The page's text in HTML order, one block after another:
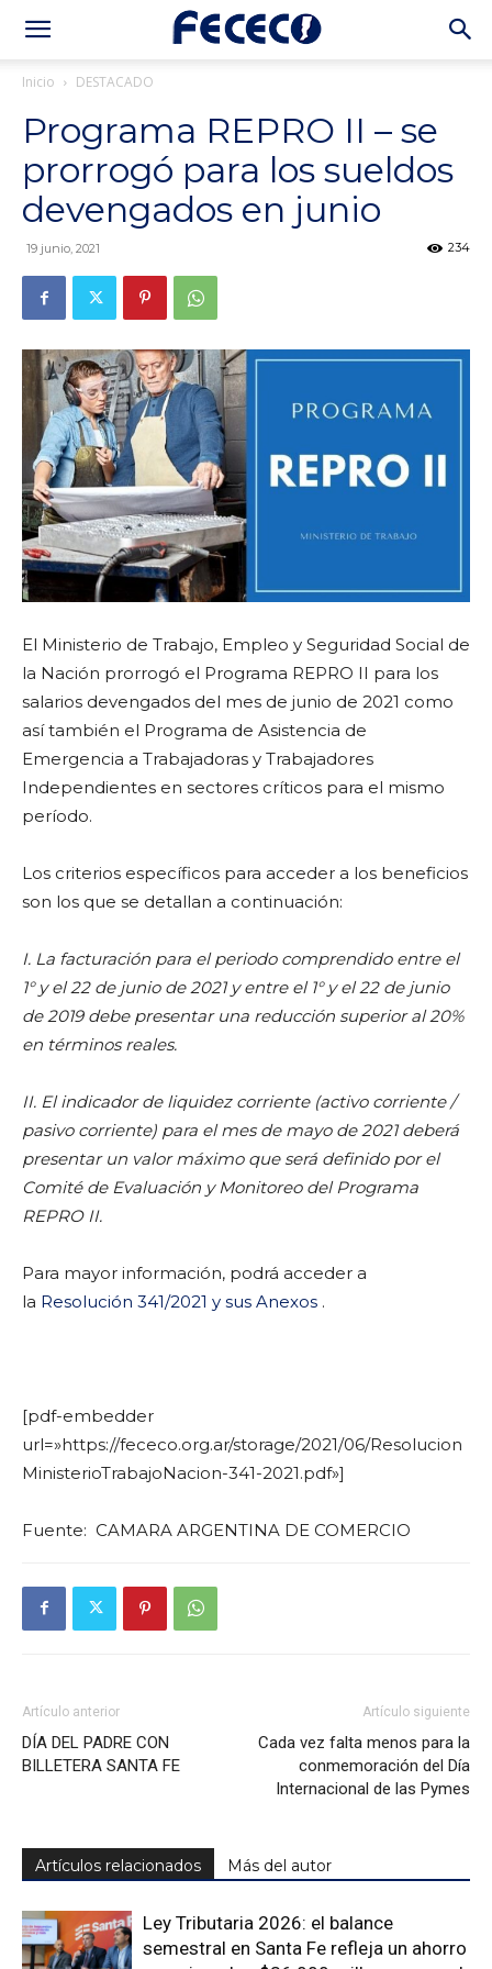
Inicio DESTACADO
Programa REPRO II – se
prorrogó para los sueldos
devengados en junio
19 junio, 2021 234
El Ministerio de Trabajo, Empleo y Seguridad Social de
la Nación prorrogó el Programa REPRO II para los
salarios devengados del mes de junio de 2021 como
así también el Programa de Asistencia de
Emergencia a Trabajadoras y Trabajadores
Independientes en sectores críticos para el mismo
período.
Los criterios específicos para acceder a los beneficios
son los que se detallan a continuación:
I. La facturación para el periodo comprendido entre el
1° y el 22 de junio de 2021 y entre el 1° y el 22 de junio
de 2019 debe presentar una reducción superior al 20%
en términos reales.
II. El indicador de liquidez corriente (activo corriente /
pasivo corriente) para el mes de mayo de 2021 deberá
presentar un valor máximo que será definido por el
Comité de Evaluación y Monitoreo del Programa
REPRO II.
Para mayor información, podrá acceder a
la Resolución 341/2021 y sus Anexos .
[pdf-embedder
url=»https://fececo.org.ar/storage/2021/06/Resolucion
MinisterioTrabajoNacion-341-2021.pdf»]
Fuente: CAMARA ARGENTINA DE COMERCIO
Artículo anterior
DÍA DEL PADRE CON
BILLETERA SANTA FE
Artículo siguiente
Cada vez falta menos para la
conmemoración del Día
Internacional de las Pymes
Artículos relacionados Más del autor
Ley Tributaria 2026: el balance
semestral en Santa Fe refleja un ahorro